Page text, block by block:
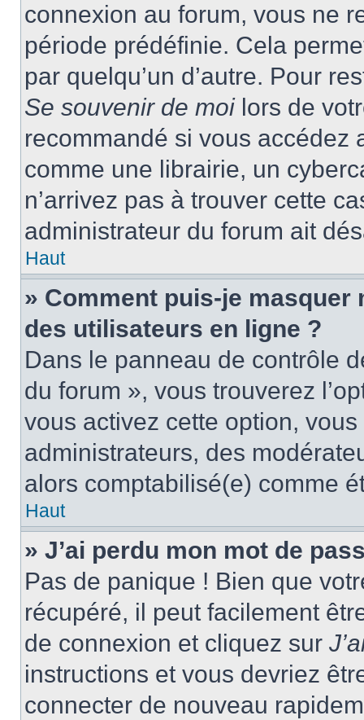
connexion au forum, vous ne
période prédéfinie. Cela
par quelqu’un d’autre. Pour
Se souvenir de moilors de
recommandé si vous accédez
comme une librairie, un
n’arrivez pas à trouver cette
administrateur du forum ait
Haut
» Comment puis-je masquer
des utilisateurs en ligne ?
Dans le panneau de contrôle
du forum », vous trouverez
vous activez cette option,
administrateurs, des
alors comptabilisé(e) comme
Haut
» J’ai perdu mon mot de
Pas de panique ! Bien que
récupéré, il peut facilement
de connexion et cliquez sur
instructions et vous devriez
connecter de nouveau